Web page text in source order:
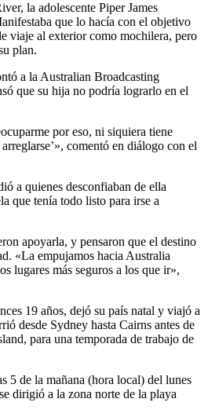
la adolescente Piper James
que lo hacía con el objetivo
viaje al exterior como mochilera, pero
plan.
a la Australian Broadcasting
que su hija no podría lograrlo en el
por eso, ni siquiera tiene
comentó en diálogo con el
a quienes desconfiaban de ella
que tenía todo listo para irse a
apoyarla, y pensaron que el destino
«La empujamos hacia Australia
lugares más seguros a los que ir»,
19 años, dejó su país natal y viajó a
desde Sydney hasta Cairns antes de
para una temporada de trabajo de
5 de la mañana (hora local) del lunes
dirigió a la zona norte de la playa